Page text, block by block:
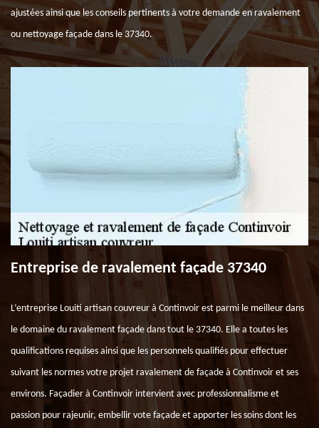
ajustées ainsi que les conseils pertinents à votre demande en ravalement
ou nettoyage façade dans le 37340.
Entreprise de ravalement façade 37340
L’entreprise Louiti artisan couvreur à Continvoir est parmi le meilleur dans
le domaine du ravalement façade dans tout le 37340. Elle a toutes les
qualifications requises ainsi que les personnels qualifiés pour effectuer
suivant les normes votre projet ravalement de façade à Continvoir et ses
environs. Façadier à Continvoir intervient avec professionnalisme et
passion pour rajeunir, embellir vote façade et apporter les soins dont les